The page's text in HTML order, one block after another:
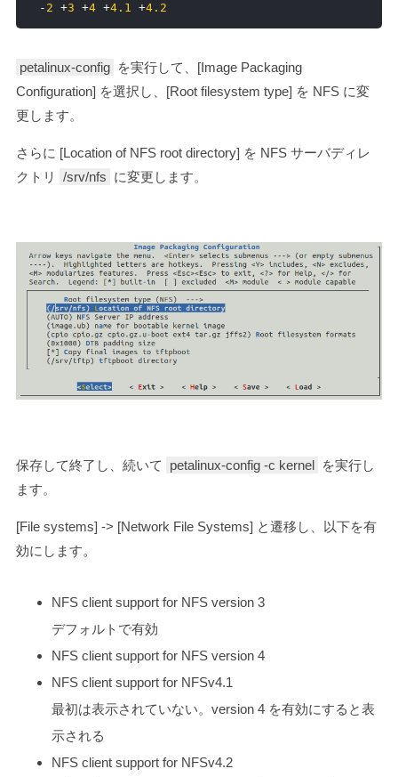
- 2 +3 +4 +4.1 +4.2
petalinux-config を実行して、[Image Packaging
Configuration] を選択し、[Root filesystem type] を NFS に変
更します。
さらに [Location of NFS root directory] を NFS サーバディレ
クトリ
/srv/nfs に変更します。
保存して終了し、続いて petalinux-config -c kernel を実行し
ます。
[File systems] -> [Network File Systems] と遷移し、以下を有
効にします。
NFS client support for NFS version 3
デフォルトで有効
NFS client support for NFS version 4
NFS client support for NFSv4.1
最初は表示されていない。version 4 を有効にすると表
示される
NFS client support for NFSv4.2